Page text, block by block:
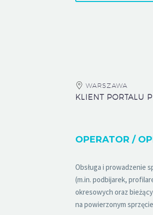
WARSZAWA
KLIENT PORTALU
Obsługa i prowadzenie
(m.in. podbijarek,
okresowych oraz
na powierzonym